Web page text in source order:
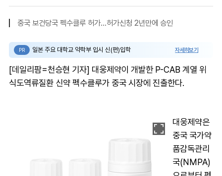
중국 보건당국 펙수클루 허가...허가신청 2년만에 승인
PR 일본 주요 대학교 약학부 입시 신(편)입학 자세히보기
[데일리팜=천승현 기자] 대웅제약이 개발한 P-CAB 계열 위
식도역류질환 신약 펙수클루가 중국 시장에 진출한다.
대웅제약은
중국 국가약
품감독관리
국(NMPA)